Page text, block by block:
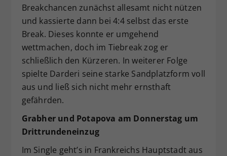
Breakchancen zunächst allesamt nicht nützen
und kassierte dann bei 4:4 selbst das erste
Break. Dieses konnte er umgehend
wettmachen, doch im Tiebreak zog er
schließlich den Kürzeren. In weiterer Folge
spielte Darderi seine starke Sandplatzform voll
aus und ließ sich nicht mehr ernsthaft
gefährden.
Grabher und Potapova am Donnerstag um
Drittrundeneinzug
Im Single geht’s in Frankreichs Hauptstadt aus